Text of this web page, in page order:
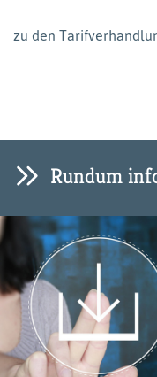
zu den
Rundum